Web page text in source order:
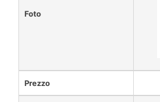
Foto
Prezzo